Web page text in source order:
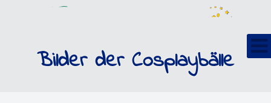
Bilder der Cosplaybälle